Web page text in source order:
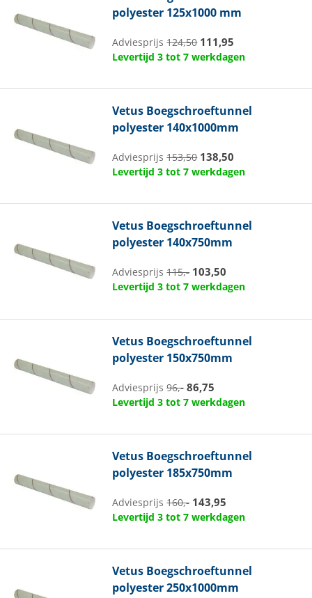
polyester 125x1000 mm
Adviesprijs124,50 111,95
Levertijd 3 tot 7 werkdagen
Vetus Boegschroeftunnel
polyester 140x1000mm
Adviesprijs153,50 138,50
Levertijd 3 tot 7 werkdagen
Vetus Boegschroeftunnel
polyester 140x750mm
Adviesprijs115,- 103,50
Levertijd 3 tot 7 werkdagen
Vetus Boegschroeftunnel
polyester 150x750mm
Adviesprijs96,- 86,75
Levertijd 3 tot 7 werkdagen
Vetus Boegschroeftunnel
polyester 185x750mm
Adviesprijs160,- 143,95
Levertijd 3 tot 7 werkdagen
Vetus Boegschroeftunnel
polyester 250x1000mm